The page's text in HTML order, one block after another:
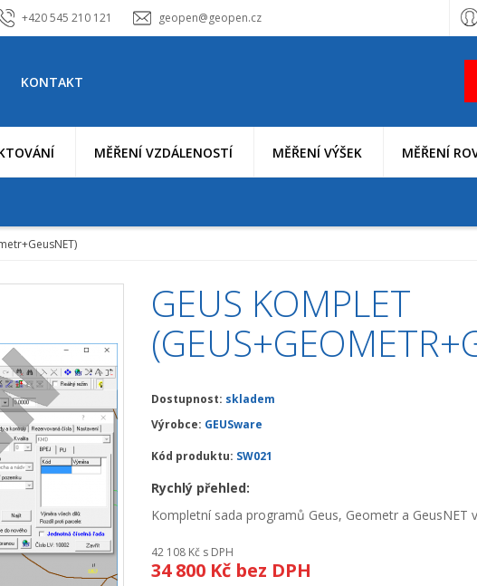
+420 545 210 121 geopen@geopen.cz
KONTAKT
MĚŘENÍ VZDÁLENOSTÍ MĚŘENÍ VÝŠEK MĚŘENÍ
GEUS KOMPLET
Dostupnost: skladem
Výrobce: GEUSware
Kód produktu: SW021
Rychlý přehled:
Kompletní sada programů Geus, Geometr a GeusNET
42 108 Kč s DPH
34 800 Kč bez DPH